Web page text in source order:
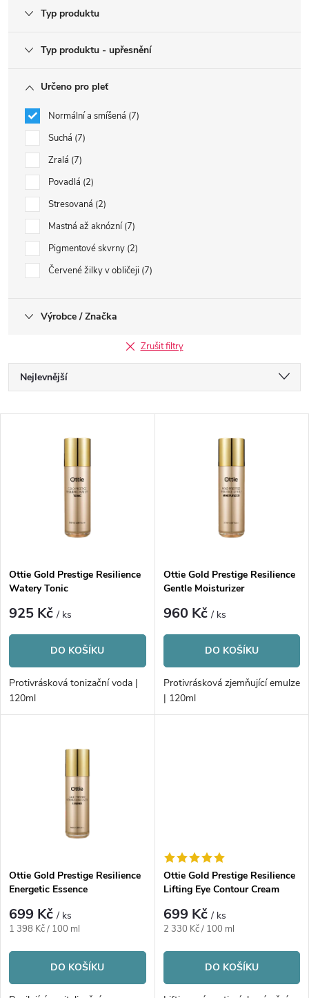
Typ produktu
Typ produktu - upřesnění
Určeno pro pleť
Normální a smíšená 7
Suchá 7
Zralá 7
Povadlá 2
Stresovaná 2
Mastná až aknózní 7
Pigmentové skvrny 2
Červené žilky v obličeji 7
Výrobce / Značka
Zrušit filtry
Ř
a
p
r
o
d
u
Nejlevnější
s
p
r
o
d
Ottie Gold Prestige Resilience
Watery Tonic
925 Kč/ ks
DO KOŠÍKU
Protivrásková tonizační voda |
120ml
Ottie Gold Prestige Resilience
Gentle Moisturizer
960 Kč/ ks
DO KOŠÍKU
Protivrásková zjemňující emulze
| 120ml
Ottie Gold Prestige Resilience
Energetic Essence
699 Kč/ ks
Měrná
1 398 Kč / 100 ml
DO KOŠÍKU
Ottie Gold Prestige Resilience
Lifting Eye Contour Cream
699 Kč/ ks
Měrná
2 330 Kč / 100 ml
DO KOŠÍKU